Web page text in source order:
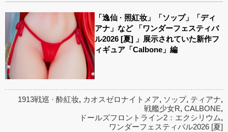
「逸仙 · 照紅妆」「ソップ」「ディ
アナ」など 「ワンダーフェスティバ
ル2026 [夏] 」展示されていた新作フ
ィギュア「Calbone」編
1913戦巡 · 酔紅妆, カオスゼロナイトメア, ソップ, ティアナ,
戦艦少女R, CALBONE,
ドールズフロントライン2：エクシリウム,
ワンダーフェスティバル2026 [夏]